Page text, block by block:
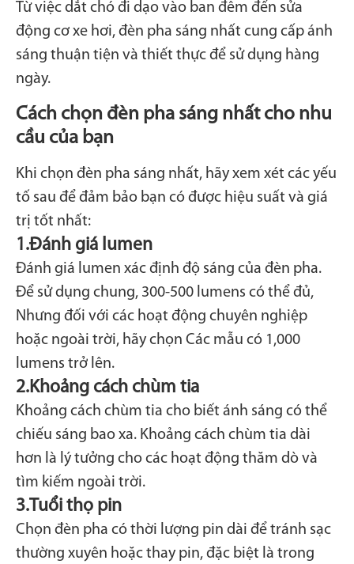
Từ việc dắt chó đi dạo vào ban đêm đến sửa
động cơ xe hơi, đèn pha sáng nhất cung cấp ánh
sáng thuận tiện và thiết thực để sử dụng hàng
ngày.
Cách chọn đèn pha sáng nhất cho nhu
cầu của bạn
Khi chọn đèn pha sáng nhất, hãy xem xét các yếu
tố sau để đảm bảo bạn có được hiệu suất và giá
trị tốt nhất:
1.Đánh giá lumen
Đánh giá lumen xác định độ sáng của đèn pha.
Để sử dụng chung, 300-500 lumens có thể đủ,
Nhưng đối với các hoạt động chuyên nghiệp
hoặc ngoài trời, hãy chọn Các mẫu có 1,000
lumens trở lên.
2.Khoảng cách chùm tia
Khoảng cách chùm tia cho biết ánh sáng có thể
chiếu sáng bao xa. Khoảng cách chùm tia dài
hơn là lý tưởng cho các hoạt động thăm dò và
tìm kiếm ngoài trời.
3.Tuổi thọ pin
Chọn đèn pha có thời lượng pin dài để tránh sạc
thường xuyên hoặc thay pin, đặc biệt là trong